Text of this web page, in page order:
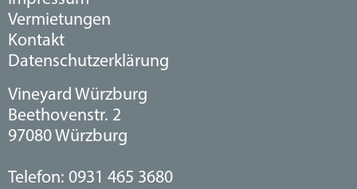
Vermietungen
Kontakt
Datenschutzerklärung
Vineyard Würzburg
Beethovenstr. 2
97080 Würzburg
Telefon: 0931 465 3680